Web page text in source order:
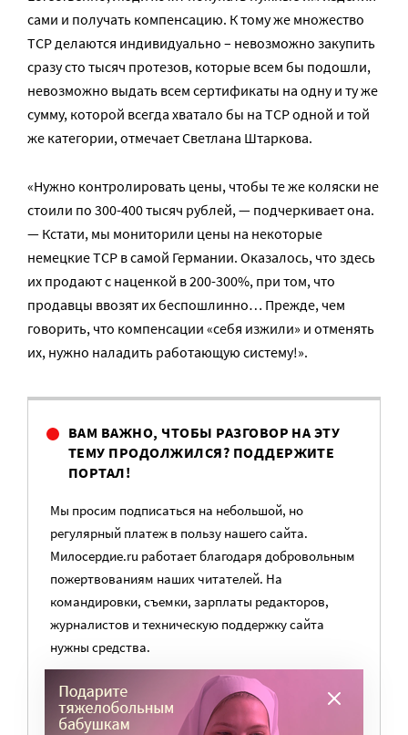
сами и получать компенсацию. К тому же множество
ТСР делаются индивидуально – невозможно закупить
сразу сто тысяч протезов, которые всем бы подошли,
невозможно выдать всем сертификаты на одну и ту же
сумму, которой всегда хватало бы на ТСР одной и той
же категории, отмечает Светлана Штаркова.
«Нужно контролировать цены, чтобы те же коляски не
стоили по 300-400 тысяч рублей, — подчеркивает она.
— Кстати, мы мониторили цены на некоторые
немецкие ТСР в самой Германии. Оказалось, что здесь
их продают с наценкой в 200-300%, при том, что
продавцы ввозят их беспошлинно… Прежде, чем
говорить, что компенсации «себя изжили» и отменять
их, нужно наладить работающую систему!».
ВАМ ВАЖНО, ЧТОБЫ РАЗГОВОР НА ЭТУ
ТЕМУ ПРОДОЛЖИЛСЯ? ПОДДЕРЖИТЕ
ПОРТАЛ!
Мы просим подписаться на небольшой, но
регулярный платеж в пользу нашего сайта.
Милосердие.ru работает благодаря добровольным
пожертвованиям наших читателей. На
командировки, съемки, зарплаты редакторов,
журналистов и техническую поддержку сайта
нужны средства.
ПОМОЧЬ ПОРТАЛУ